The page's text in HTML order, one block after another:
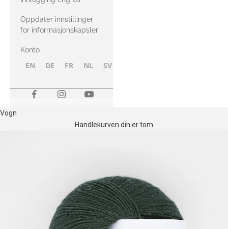
Oppdater innstillinger
for informasjonskapsler
Konto
EN DE FR NL SV
Vogn
Handlekurven din er tom